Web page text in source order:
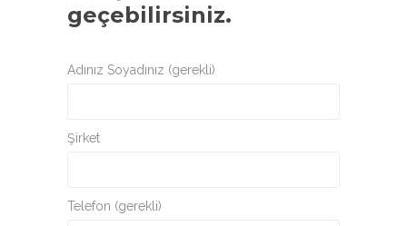
geçebilirsiniz.
Adınız Soyadınız (gerekli)
Şirket
Telefon (gerekli)